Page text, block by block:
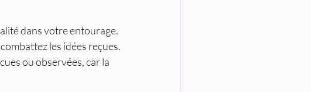
dans votre entourage.
les idées reçues.
ou observées, car la